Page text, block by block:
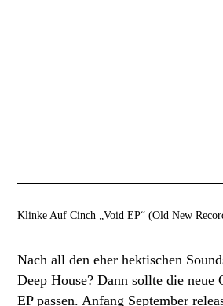
Klinke Auf Cinch „Void EP“ (Old New
Nach all den eher hektischen
Deep House? Dann sollte die neue
EP passen. Anfang September